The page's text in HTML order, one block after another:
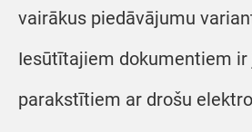
vairākus piedāvājumu
Iesūtītajiem dokumentiem ir
parakstītiem ar drošu